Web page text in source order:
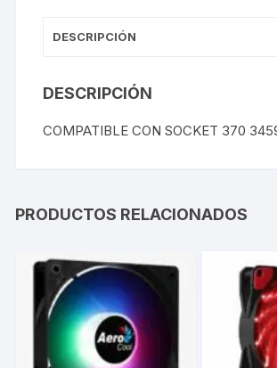
DESCRIPCIÓN
DESCRIPCIÓN
COMPATIBLE CON SOCKET 370
PRODUCTOS RELACIONADOS